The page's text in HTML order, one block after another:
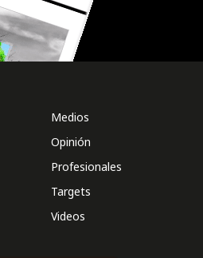
Medios
Opinión
Profesionales
Targets
Videos